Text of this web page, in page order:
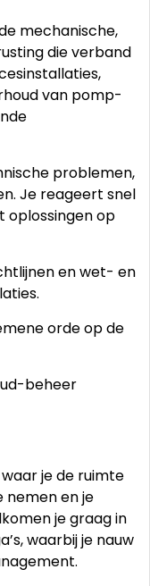
mechanische,
die verband
van pomp-
problemen,
Je reageert snel
oplossingen op
en wet- en
orde op de
beheer
je de ruimte
nemen en je
je graag in
waarbij je nauw